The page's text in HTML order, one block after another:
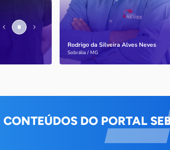
Rodrigo da Silveira Alves Neves
Sobrália / MG
Saiba mais
DO PORTAL